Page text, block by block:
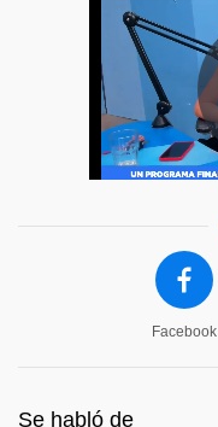
Facebook
Se habló de